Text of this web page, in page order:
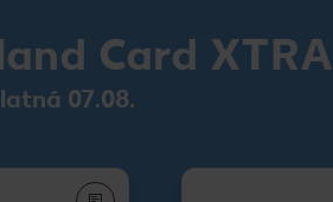
Card XTRA
07.08.